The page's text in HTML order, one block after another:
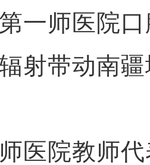
一师医院
射带动南
院教师代